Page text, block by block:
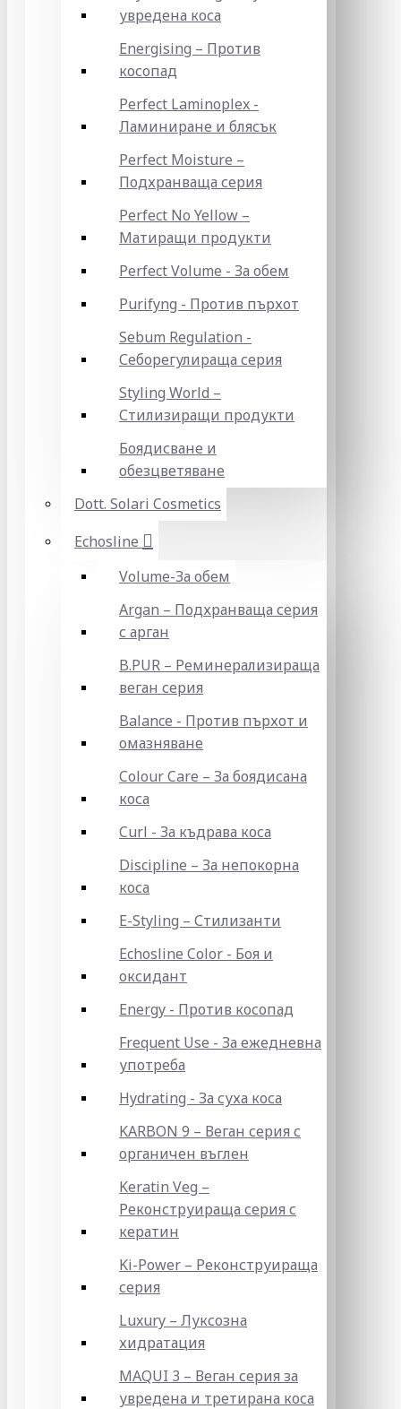
увредена коса
Energising – Против
косопад
Perfect Laminoplex -
Ламиниране и блясък
Perfect Moisture –
Подхранваща серия
Perfect No Yellow –
Матиращи продукти
Perfect Volume - За обем
Purifyng - Против пърхот
Sebum Regulation -
Себорегулираща серия
Styling World –
Стилизиращи продукти
Боядисване и
обезцветяване
Dott. Solari Cosmetics
Echosline
Volume-За обем
Argan – Подхранваща серия
с арган
B.PUR – Реминерализираща
веган серия
Balance - Против пърхот и
омазняване
Colour Care – За боядисана
коса
Curl - За къдрава коса
Discipline – За непокорна
коса
E-Styling – Стилизанти
Echosline Color - Боя и
оксидант
Energy - Против косопад
Frequent Use - За ежедневна
употреба
Hydrating - За суха коса
KARBON 9 – Веган серия с
органичен въглен
Keratin Veg –
Реконструираща серия с
кератин
Ki-Power – Реконструираща
серия
Luxury – Луксозна
хидратация
MAQUI 3 – Веган серия за
увредена и третирана коса